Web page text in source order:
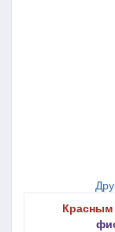
Красным